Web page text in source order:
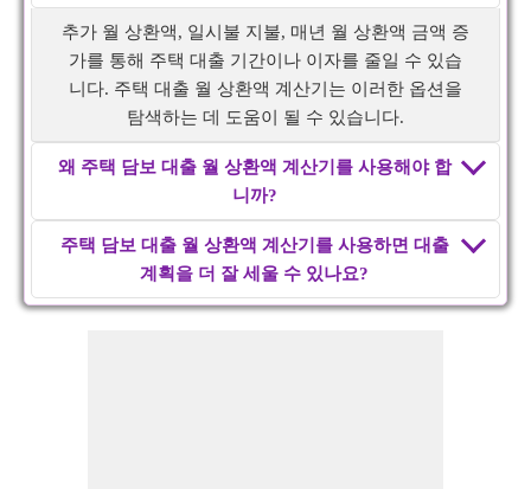
추가 월 상환액, 일시불 지불, 매년 월 상환액 금액 증
가를 통해 주택 대출 기간이나 이자를 줄일 수 있습
니다. 주택 대출 월 상환액 계산기는 이러한 옵션을
탐색하는 데 도움이 될 수 있습니다.
왜 주택 담보 대출 월 상환액 계산기를 사용해야 합
니까?
주택 담보 대출 월 상환액 계산기를 사용하면 대출
계획을 더 잘 세울 수 있나요?